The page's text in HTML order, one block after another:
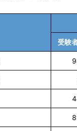
受験